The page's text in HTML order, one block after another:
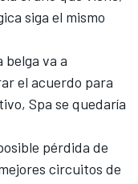
siga el mismo
va a
el acuerdo para
Spa se quedaría
pérdida de
circuitos de